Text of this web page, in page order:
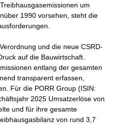
um
1990 vorsehen, steht die
und die neue CSRD-
auf die Bauwirtschaft.
entlang der gesamten
transparent erfassen,
Für die PORR Group (ISIN:
2025 Umsatzerlöse von
und für ihre gesamte
von rund 3,7